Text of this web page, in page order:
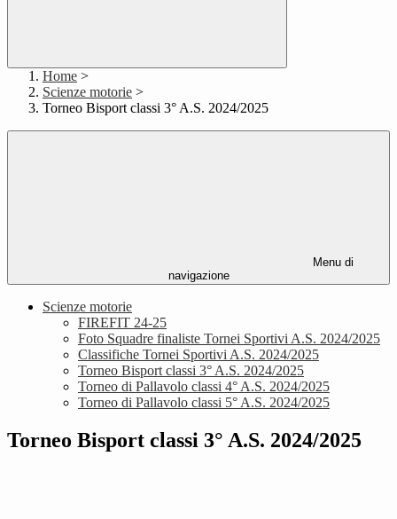
Home >
Scienze motorie >
Torneo Bisport classi 3° A.S. 2024/2025
Menu di
navigazione
Scienze motorie
FIREFIT 24-25
Foto Squadre finaliste Tornei Sportivi A.S. 2024/2025
Classifiche Tornei Sportivi A.S. 2024/2025
Torneo Bisport classi 3° A.S. 2024/2025
Torneo di Pallavolo classi 4° A.S. 2024/2025
Torneo di Pallavolo classi 5° A.S. 2024/2025
Torneo Bisport classi 3° A.S. 2024/2025